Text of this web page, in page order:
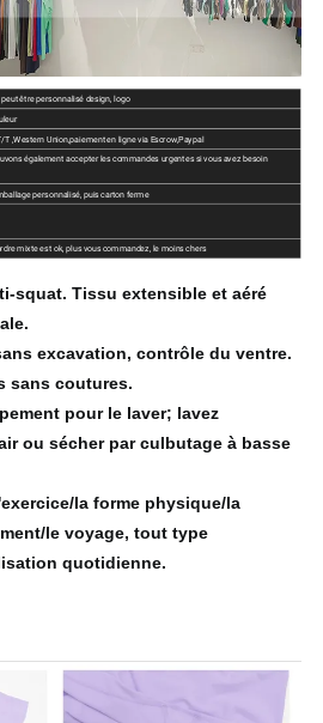
être personnalisé design, logo
,Western Union,paiement en ligne via Escrow,Paypal
également accepter les commandes urgentes si vous avez besoin
personnalisé, puis carton ferme
mixte est ok, plus vous commandez, le moins chers
squat. Tissu extensible et aéré
excavation, contrôle du ventre.
sans coutures.
pour le laver; lavez
ou sécher par culbutage à basse
la forme physique/la
le voyage, tout type
quotidienne.